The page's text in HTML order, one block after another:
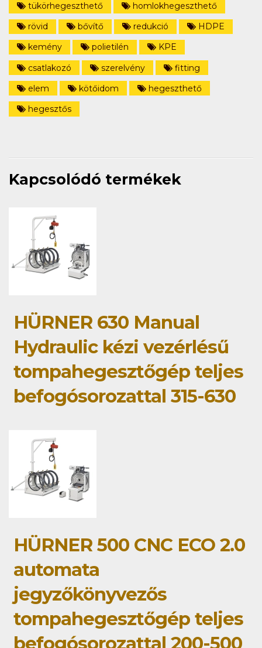
tükörhegeszthető
homlokhegeszthető
rövid
bővítő redukció
HDPE
kemény
polietilén
KPE
csatlakozó
szerelvény
fitting
elem
kötőidom
hegeszthető
hegesztős
Kapcsolódó termékek
HÜRNER 630 Manual
Hydraulic kézi vezérlésű
tompahegesztőgép teljes
befogósorozattal 315-630
HÜRNER 500 CNC ECO 2.0
automata
jegyzőkönyvezős
tompahegesztőgép teljes
befogósorozattal 200-500